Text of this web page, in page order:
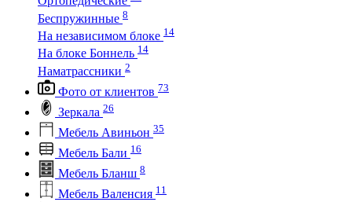
Беспружинные 8
На независимом блоке 14
На блоке Боннель 14
Наматрассники 2
Фото от клиентов 73
Зеркала 26
Мебель Авиньон 35
Мебель Бали 16
Мебель Бланш 8
Мебель Валенсия 11